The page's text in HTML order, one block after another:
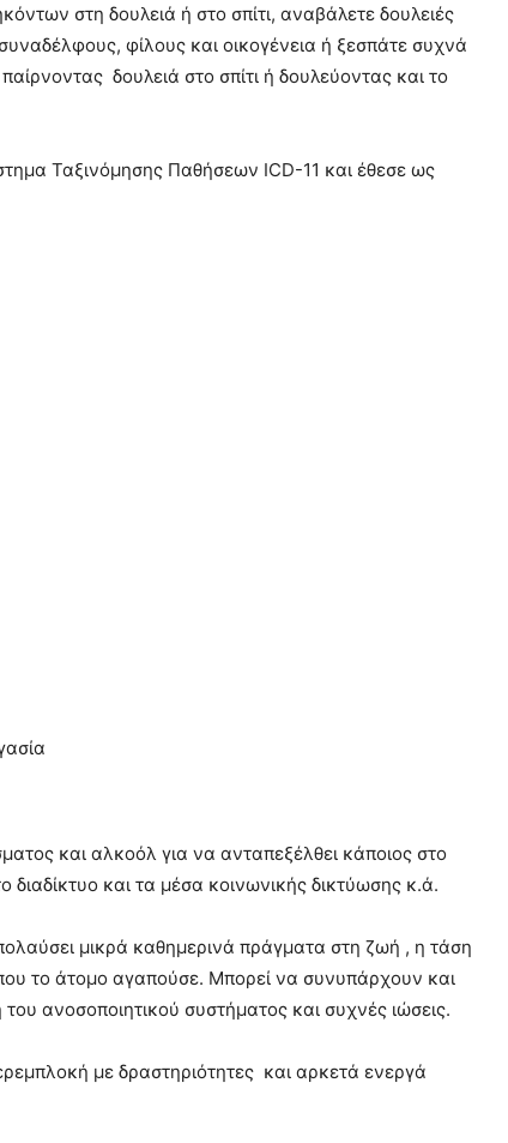
στη δουλειά ή στο σπίτι, αναβάλετε δουλειές
φίλους και οικογένεια ή ξεσπάτε συχνά
δουλειά στο σπίτι ή δουλεύοντας και το
Ταξινόμησης Παθήσεων ICD-11 και έθεσε ως
και αλκοόλ για να ανταπεξέλθει κάποιος στο
και τα μέσα κοινωνικής δικτύωσης κ.ά.
μικρά καθημερινά πράγματα στη ζωή , η τάση
το άτομο αγαπούσε. Μπορεί να συνυπάρχουν και
ανοσοποιητικού συστήματος και συχνές ιώσεις.
με δραστηριότητες και αρκετά ενεργά